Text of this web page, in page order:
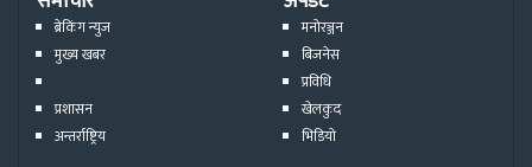
ब्रेकिंग न्युज
मुख्य खबर
प्रशासन
अन्तर्राष्ट्रिय
मनोरञ्जन
बिजनेस
प्रविधि
खेलकुद
भिडियो